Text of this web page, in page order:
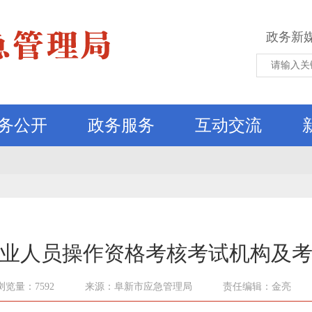
政务新
公开 政务服务 互动交流
人员操作资格考核考试机构及
览量：7592 来源：阜新市应急管理局 责任编辑：金亮